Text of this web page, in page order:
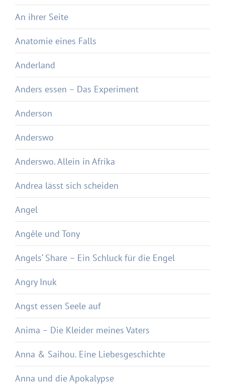
An ihrer Seite
Anatomie eines Falls
Anderland
Anders essen – Das Experiment
Anderson
Anderswo
Anderswo. Allein in Afrika
Andrea lässt sich scheiden
Angel
Angèle und Tony
Angels‘ Share – Ein Schluck für die Engel
Angry Inuk
Angst essen Seele auf
Anima – Die Kleider meines Vaters
Anna & Saihou. Eine Liebesgeschichte
Anna und die Apokalypse